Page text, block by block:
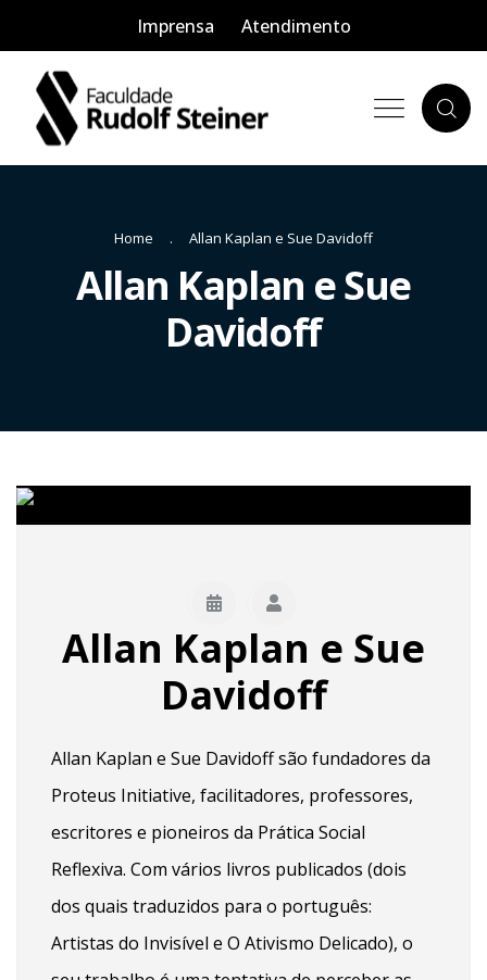
Imprensa Atendimento
Home Allan Kaplan e Sue Davidoff
Allan Kaplan e Sue
Davidoff
Allan Kaplan e Sue
Davidoff
Allan Kaplan e Sue Davidoff são fundadores da
Proteus Initiative, facilitadores, professores,
escritores e pioneiros da Prática Social
Reflexiva. Com vários livros publicados (dois
dos quais traduzidos para o português:
Artistas do Invisível e O Ativismo Delicado), o